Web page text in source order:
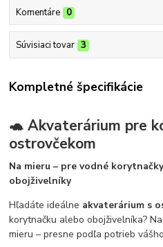
Komentáre 0
Súvisiaci tovar 3
Kompletné špecifikácie
🐢 Akvaterárium pre
ostrovčekom
Na mieru – pre vodné
obojživelníky
Hľadáte ideálne akvaterárium s
korytnačku alebo obojživelníka?
mieru – presne podľa potrieb